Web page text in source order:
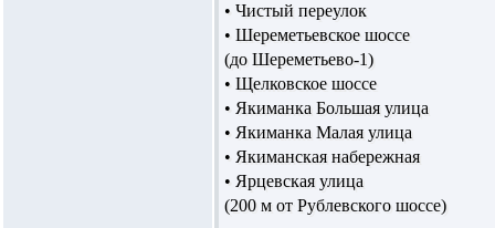
• Чистый переулок
• Шереметьевское шоссе
(до Шереметьево-1)
• Щелковское шоссе
• Якиманка Большая улица
• Якиманка Малая улица
• Якиманская набережная
• Ярцевская улица
(200 м от Рублевского шоссе)